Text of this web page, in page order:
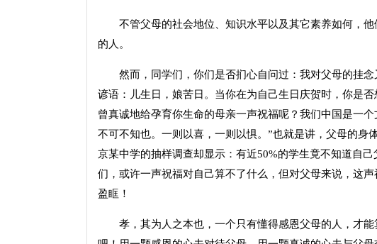
不管父母的社会地位、知识水平以及其它素养如何，他
的人。
然而，同学们，你们是否扪心自问过：我对父母的挂念
谚语：儿生日，娘苦日。当你在为自己生日庆贺时，你是
曾真诚地给孕育你生命的母亲一声祝福呢？我们中国是一
不可不知也。一则以喜，一则以惧。”也就是讲，父母的身
京某中学的抽样调查却显示：有近50%的学生竟不知道自
们，或许一声祝福对自己算不了什么，但对父母来说，这
盈眶！
孝，其为人之本也，一个只有懂得感恩父母的人，才能